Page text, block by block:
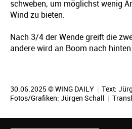
schweben, um möglichst wenig
Wind zu bieten.
Nach 3/4 der Wende greift die
andere wird an Boom nach
30.06.2025 © WING DAILY | Text:
Fotos/Grafiken: Jürgen Schall |